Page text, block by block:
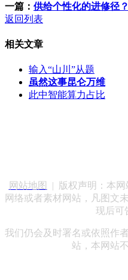
一篇： 供给个性化的进修径？
返回列表
相关文章
输入“山川”从题
虽然这事昆仑万维
此中智能算力占比
网站地图
| 版权声明：本
网络或者素材网站，凡图文
现后可
我们仍会及时署名或依照作
站，本网站